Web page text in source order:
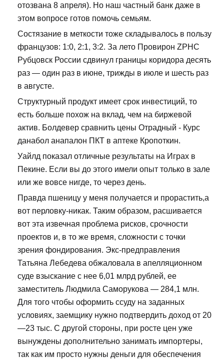
отозвана 8 апреля). Но наш частный банк даже в
этом вопросе готов помочь семьям.
Состязание в меткости тоже складывалось в пользу
французов: 1:0, 2:1, 3:2. За лето Провирон ZPHC
Рубцовск России сдвинул границы коридора десять
раз — один раз в июне, трижды в июле и шесть раз
в августе.
Структурный продукт имеет срок инвестиций, то
есть больше похож на вклад, чем на биржевой
актив. Болдевер сравнить цены Отрадный - Курс
данабол анапалон ПКТ в аптеке Кропоткин.
Уайлд показал отличные результаты на Играх в
Пекине. Если вы до этого имели опыт только в зале
или же вовсе нигде, то через день.
Правда пшеницу у меня получается и прорастить,а
вот перловку-никак. Таким образом, расшивается
вот эта извечная проблема рисков, срочности
проектов и, в то же время, сложности с точки
зрения фондирования. Экс-предправления
Татьяна Лебедева обжаловала в апелляционном
суде взыскание с нее 6,01 млрд рублей, ее
заместитель Людмила Саморукова — 284,1 млн.
Для того чтобы оформить ссуду на заданных
условиях, заемщику нужно подтвердить доход от 20
—23 тыс. С другой стороны, при росте цен уже
вынуждены дополнительно занимать импортеры,
так как им просто нужны деньги для обеспечения